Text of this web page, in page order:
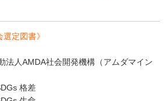
定図書》
法人AMDA社会開発機構（アムダマイン
格差